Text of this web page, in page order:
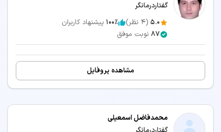
سرویس‌های مرتبط:
مشاوره آنلاین گفتاردرمانی
گفتاردرمانگر
5.0
(
4 نظر) 100٪ پیشنهاد کاربران
87 نوبت موفق
مشاهده پروفایل
محمدفاضل اسمعیلی